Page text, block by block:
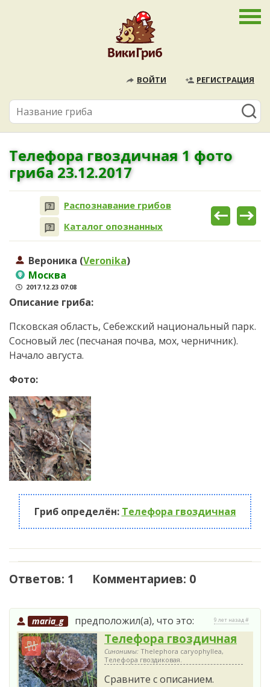
ВОЙТИ РЕГИСТРАЦИЯ
Телефора гвоздичная 1 фото
гриба 23.12.2017
Распознавание грибов
Каталог опознанных
Вероника (Veronika)
Москва
2017.12.23 07:08
Описание гриба:
Псковская область, Себежский национальный парк.
Сосновый лес (песчаная почва, мох, черничник).
Начало августа.
Фото:
Гриб определён: Телефора гвоздичная
Ответов: 1 Комментариев: 0
maria_g предположил(а), что это: 9 лет назад #
Телефора гвоздичная
Синонимы: Thelephora caryophyllea,
Телефора гвоздиковая.
Сравните с описанием.